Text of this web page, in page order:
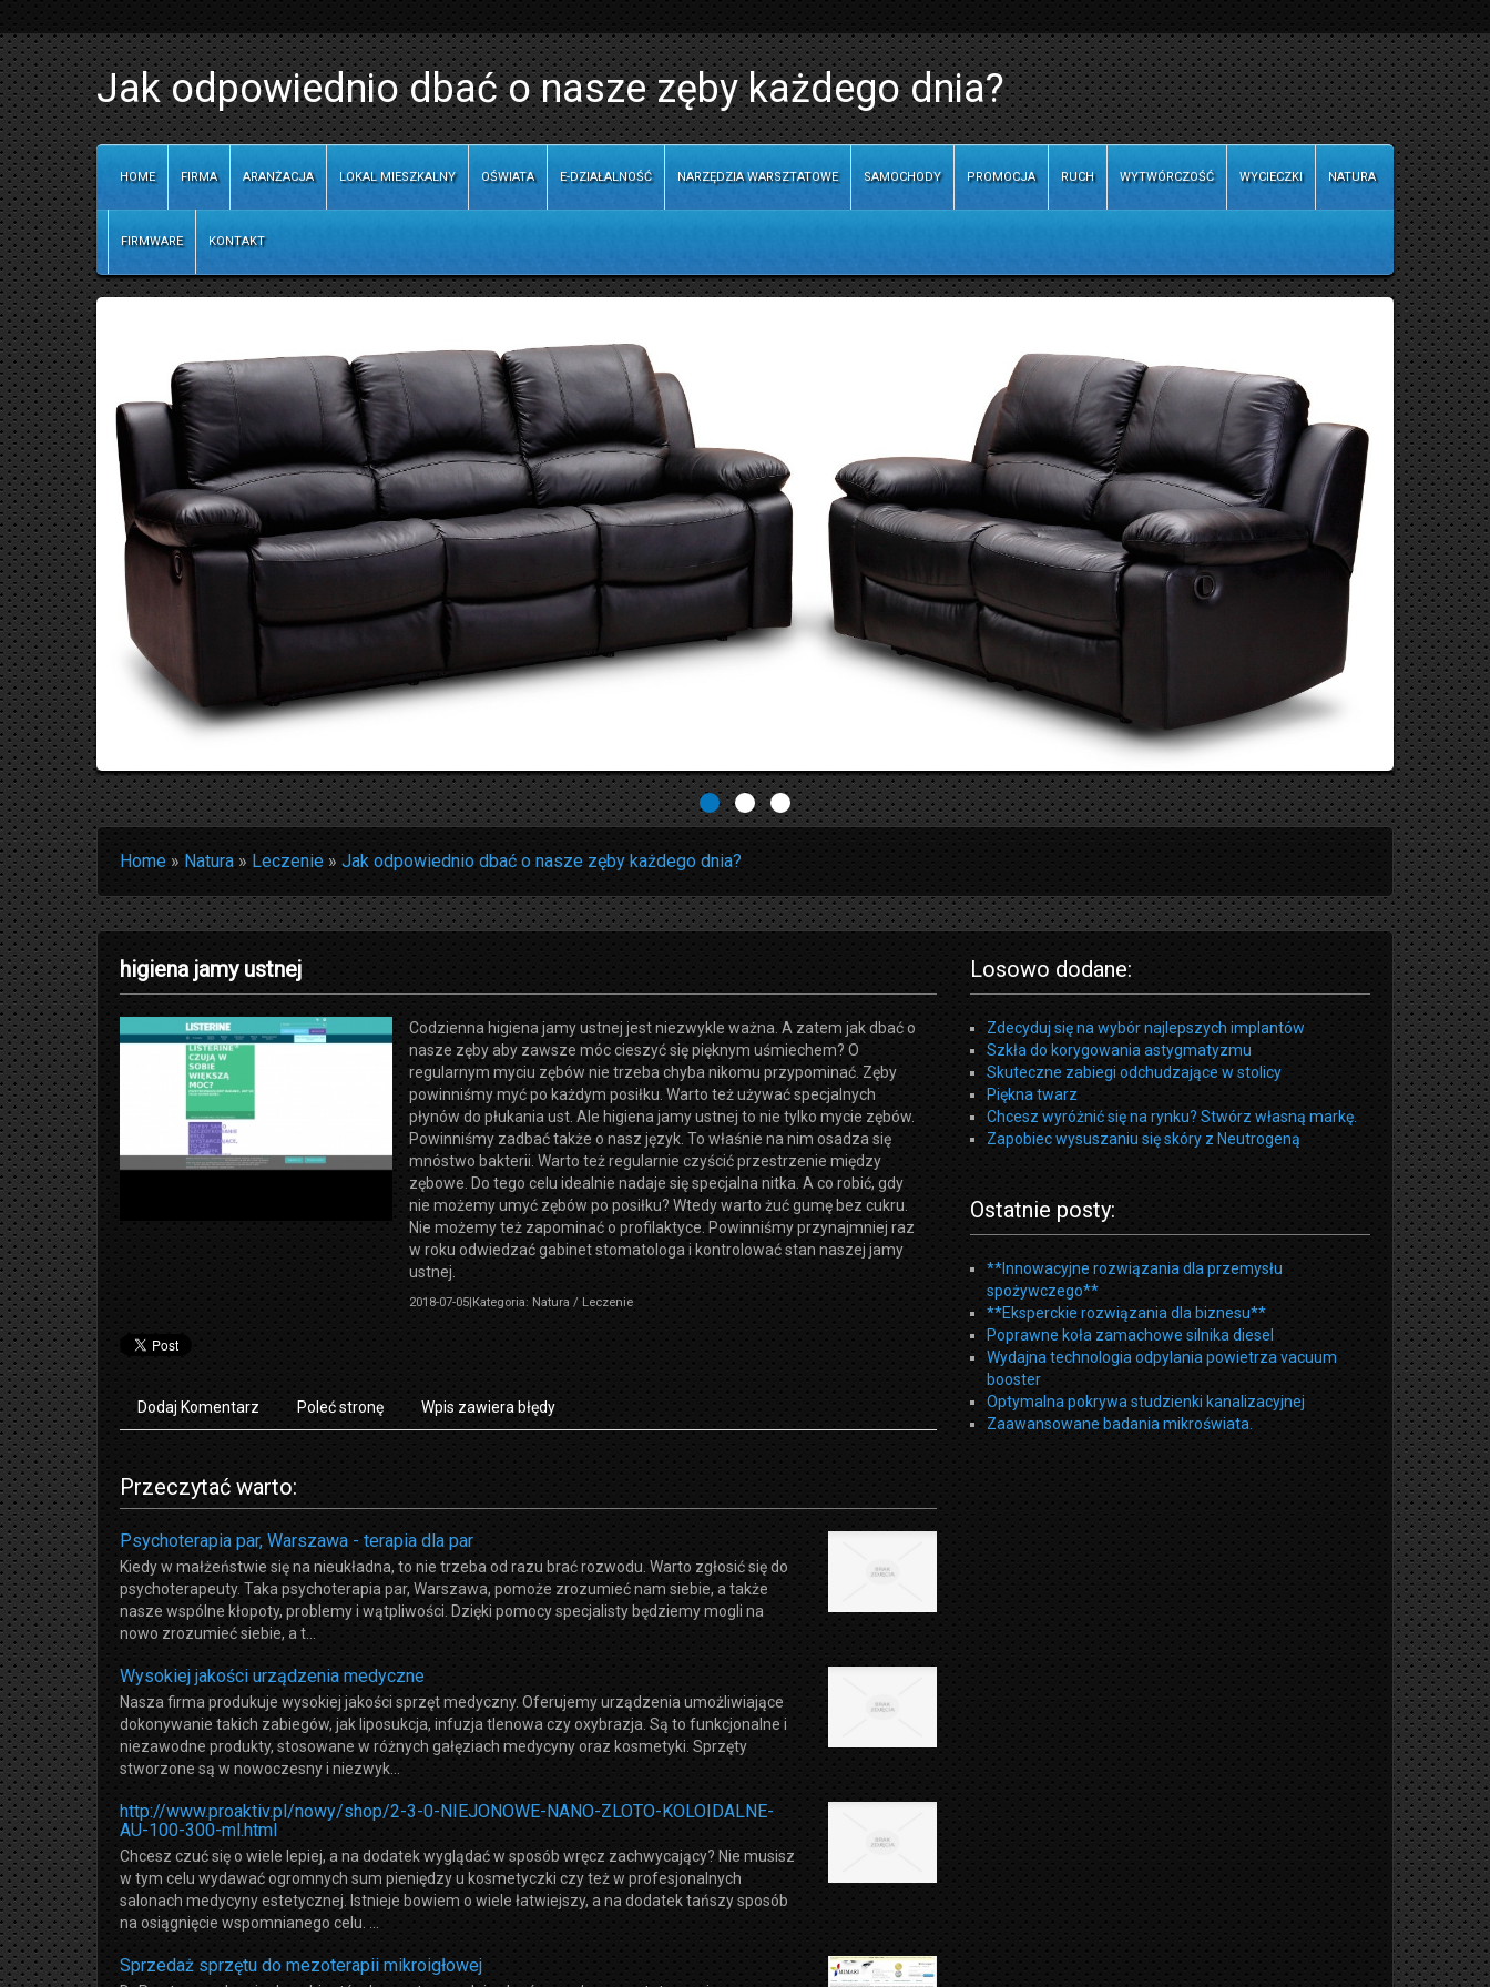
Jak odpowiednio dbać o nasze zęby każdego dnia?
HOME FIRMA ARANŻACJA LOKAL MIESZKALNY OŚWIATA E-DZIAŁALNOŚĆ NARZĘDZIA WARSZTATOWE SAMOCHODY PROMOCJA RUCH WYTWÓRCZOŚĆ WYCIECZKI NATURA
FIRMWARE KONTAKT
Home»Natura»Leczenie » Jak odpowiednio dbać o nasze zęby każdego dnia?
higiena jamy ustnej
Codzienna higiena jamy ustnej jest niezwykle ważna. A zatem jak dbać o
nasze zęby aby zawsze móc cieszyć się pięknym uśmiechem? O
regularnym myciu zębów nie trzeba chyba nikomu przypominać. Zęby
powinniśmy myć po każdym posiłku. Warto też używać specjalnych
płynów do płukania ust. Ale higiena jamy ustnej to nie tylko mycie zębów.
Powinniśmy zadbać także o nasz język. To właśnie na nim osadza się
mnóstwo bakterii. Warto też regularnie czyścić przestrzenie między
zębowe. Do tego celu idealnie nadaje się specjalna nitka. A co robić, gdy
nie możemy umyć zębów po posiłku? Wtedy warto żuć gumę bez cukru.
Nie możemy też zapominać o profilaktyce. Powinniśmy przynajmniej raz
w roku odwiedzać gabinet stomatologa i kontrolować stan naszej jamy
ustnej.
2018-07-05|Kategoria: Natura / Leczenie
Dodaj Komentarz Poleć stronę Wpis zawiera błędy
Przeczytać warto:
Psychoterapia par, Warszawa - terapia dla par
Kiedy w małżeństwie się na nieukładna, to nie trzeba od razu brać rozwodu. Warto zgłosić się do
psychoterapeuty. Taka psychoterapia par, Warszawa, pomoże zrozumieć nam siebie, a także
nasze wspólne kłopoty, problemy i wątpliwości. Dzięki pomocy specjalisty będziemy mogli na
nowo zrozumieć siebie, a t...
Wysokiej jakości urządzenia medyczne
Nasza firma produkuje wysokiej jakości sprzęt medyczny. Oferujemy urządzenia umożliwiające
dokonywanie takich zabiegów, jak liposukcja, infuzja tlenowa czy oxybrazja. Są to funkcjonalne i
niezawodne produkty, stosowane w różnych gałęziach medycyny oraz kosmetyki. Sprzęty
stworzone są w nowoczesny i niezwyk...
http://www.proaktiv.pl/nowy/shop/2-3-0-NIEJONOWE-NANO-ZLOTO-KOLOIDALNE-
AU-100-300-ml.html
Chcesz czuć się o wiele lepiej, a na dodatek wyglądać w sposób wręcz zachwycający? Nie musisz
w tym celu wydawać ogromnych sum pieniędzy u kosmetyczki czy też w profesjonalnych
salonach medycyny estetycznej. Istnieje bowiem o wiele łatwiejszy, a na dodatek tańszy sposób
na osiągnięcie wspomnianego celu. ...
Sprzedaż sprzętu do mezoterapii mikroigłowej
Losowo dodane:
Zdecyduj się na wybór najlepszych implantów
Szkła do korygowania astygmatyzmu
Skuteczne zabiegi odchudzające w stolicy
Piękna twarz
Chcesz wyróżnić się na rynku? Stwórz własną markę.
Zapobiec wysuszaniu się skóry z Neutrogeną
Ostatnie posty:
**Innowacyjne rozwiązania dla przemysłu
spożywczego**
**Eksperckie rozwiązania dla biznesu**
Poprawne koła zamachowe silnika diesel
Wydajna technologia odpylania powietrza vacuum
booster
Optymalna pokrywa studzienki kanalizacyjnej
Zaawansowane badania mikroświata.